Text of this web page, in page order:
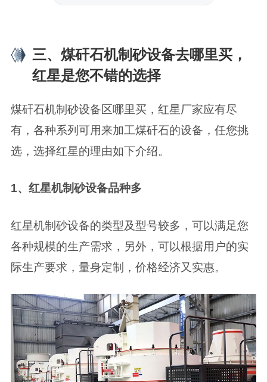
三、煤矸石机制砂设备去哪里买，
红星是您不错的选择
煤矸石机制砂设备区哪里买，红星厂家应有尽
有，各种系列可用来加工煤矸石的设备，任您挑
选，选择红星的理由如下介绍。
1、红星机制砂设备品种多
红星机制砂设备的类型及型号较多，可以满足您
各种规模的生产需求，另外，可以根据用户的实
际生产要求，量身定制，价格经济又实惠。